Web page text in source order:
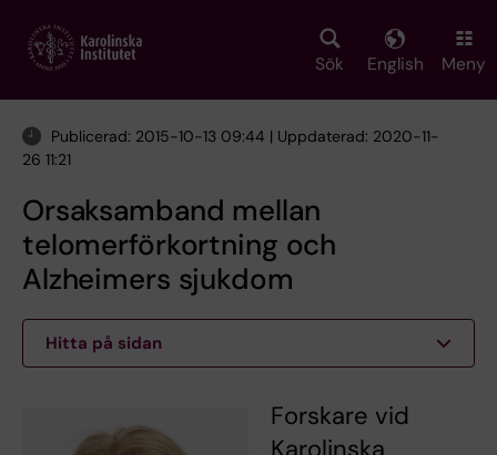
main
Sök English Meny
Publicerad: 2015-10-13 09:44 | Uppdaterad: 2020-11-
26 11:21
Orsaksamband mellan
telomerförkortning och
Alzheimers sjukdom
Hitta på sidan
Forskare vid